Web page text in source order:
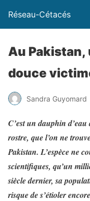
Réseau-Cétacés
Au Pakistan,
douce
Sandra Guyomard
C’est un dauphin
rostre, que l’on ne
Pakistan. L’espèce ne
scientifiques, qu’un
siècle dernier, sa
risque de s’étioler